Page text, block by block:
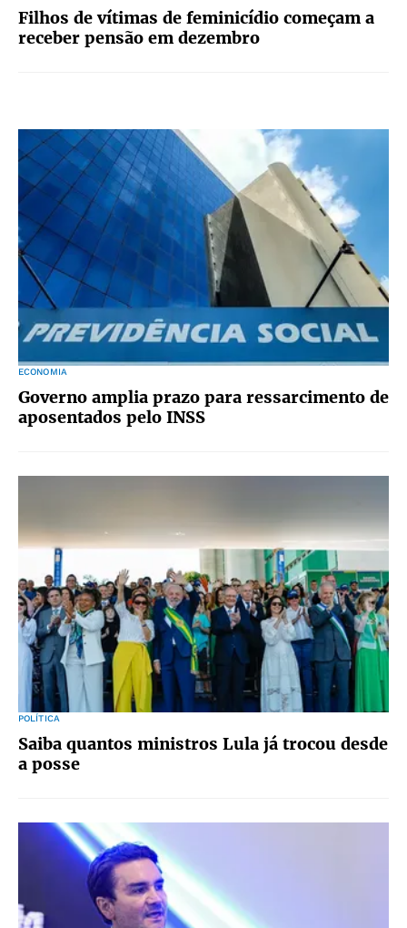
Filhos de vítimas de feminicídio começam a
receber pensão em dezembro
ECONOMIA
Governo amplia prazo para ressarcimento de
aposentados pelo INSS
POLÍTICA
Saiba quantos ministros Lula já trocou desde
a posse